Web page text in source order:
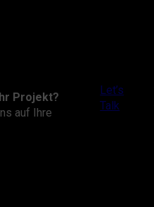
Projekt?
auf Ihre
Let’s
Talk